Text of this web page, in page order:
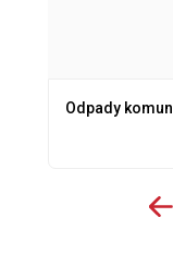
Odpady